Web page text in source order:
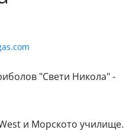
"Свети Никола" -
и Морското училище.